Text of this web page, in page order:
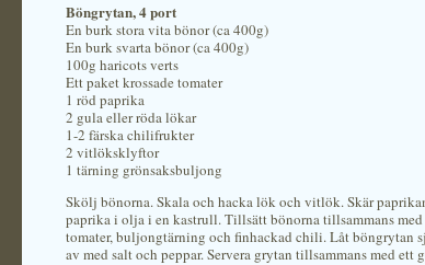
Böngrytan, 4 port
En burk stora vita bönor (ca 400g)
En burk svarta bönor (ca 400g)
100g haricots verts
Ett paket krossade tomater
1 röd paprika
2 gula eller röda lökar
1-2 färska chilifrukter
2 vitlöksklyftor
1 tärning grönsaksbuljong
Skölj bönorna. Skala och hacka lök och vitlök. Skär
paprika i olja i en kastrull. Tillsätt bönorna tillsammans med
tomater, buljongtärning och finhackad chili. Låt böngrytan
av med salt och peppar. Servera grytan tillsammans med ett